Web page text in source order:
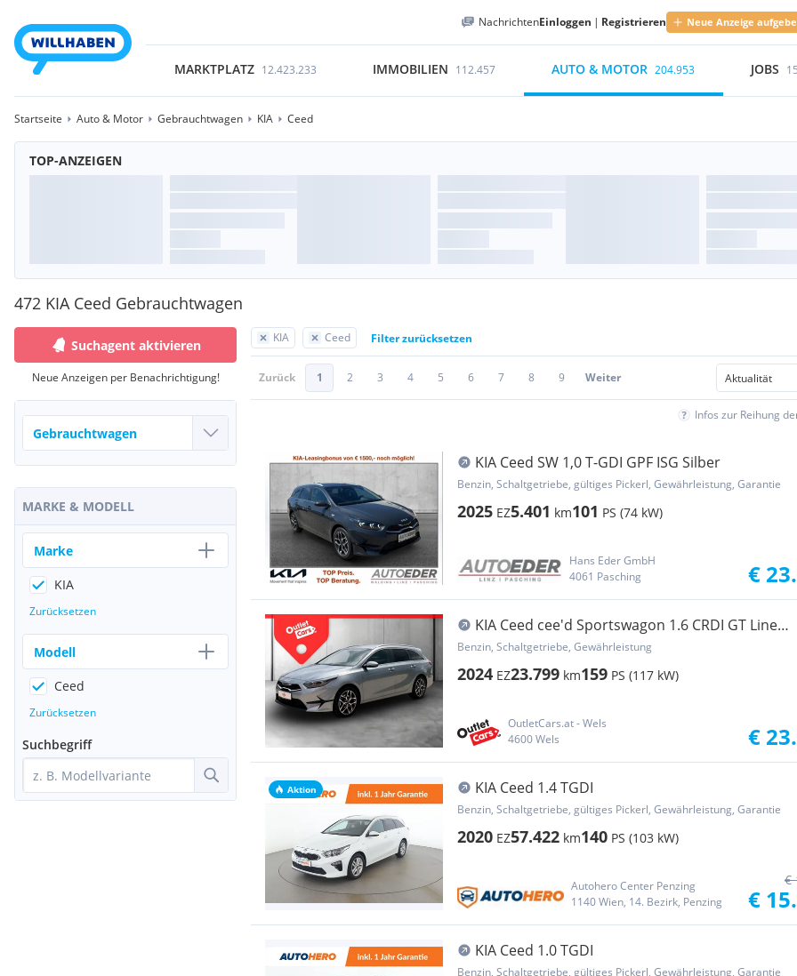
NachrichtenEinloggen | Registrieren Neue Anzeige
MARKTPLATZ 12.423.233 IMMOBILIEN 112.457 AUTO & MOTOR 204.953 JOBS
Startseite Auto & Motor Gebrauchtwagen KIA Ceed
TOP-ANZEIGEN
472 KIA Ceed Gebrauchtwagen
KIA Ceed Filter zurücksetzen
Zurück 1 2 3 4 5 6 7 8 9 Weiter
Infos zur Reihung
KIA Ceed SW 1,0 T-GDI GPF ISG Silber
Benzin, Schaltgetriebe, gültiges Pickerl, Gewährleistung, Garantie
2025 EZ5.401 km101 PS (74 kW)
Hans Eder GmbH
4061 Pasching
€
KIA Ceed cee'd Sportswagon 1.6 CRDI GT Line
GT-Line LED
Benzin, Schaltgetriebe, Gewährleistung
2024 EZ23.799 km159 PS (117 kW)
OutletCars.at - Wels
4600 Wels
€
Aktion KIA Ceed 1.4 TGDI
Benzin, Schaltgetriebe, gültiges Pickerl, Gewährleistung, Garantie
2020 EZ57.422 km140 PS (103 kW)
Autohero Center Penzing
1140 Wien, 14. Bezirk, Penzing
€
€
KIA Ceed 1.0 TGDI
Benzin, Schaltgetriebe, gültiges Pickerl, Gewährleistung, Garantie
Suchagent aktivieren
Neue Anzeigen per Benachrichtigung!
MARKE & MODELL
Marke
KIA
Zurücksetzen
Modell
Ceed
Zurücksetzen
Suchbegriff